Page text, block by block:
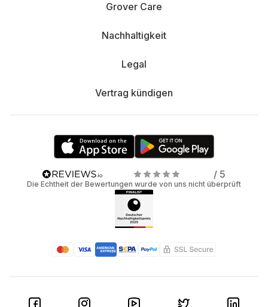
Grover Care
Nachhaltigkeit
Legal
Vertrag kündigen
/ 5
Die Echtheit der Bewertungen wurde von uns nicht überprüft